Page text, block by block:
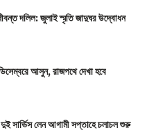
দলিল: জুলাই স্মৃতি জাদুঘর উদ্বোধন
আসুন, রাজপথে দেখা হবে
সার্ভিস লেন আগামী সপ্তাহে চলাচল শুরু